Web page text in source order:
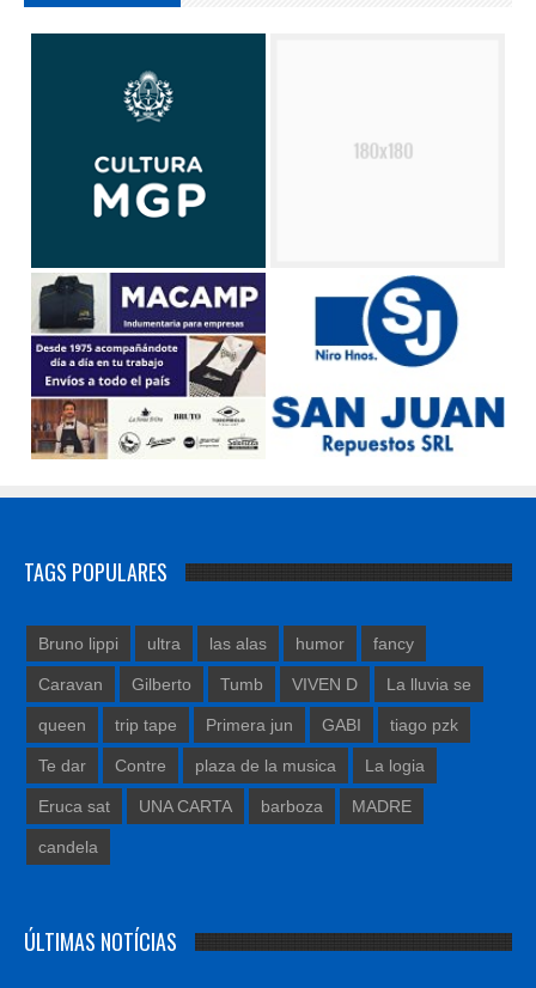
TAGS POPULARES
Bruno lippi ultra las alas humor fancy
Caravan Gilberto Tumb VIVEN D La lluvia se
queen trip tape Primera jun GABI tiago pzk
Te dar Contre plaza de la musica La logia
Eruca sat UNA CARTA barboza MADRE
candela
ÚLTIMAS NOTÍCIAS